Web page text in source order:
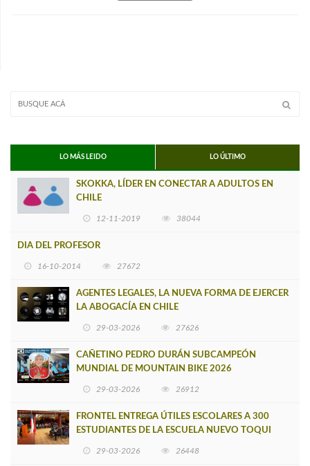
LO MÁS LEIDO LO ÚLTIMO
SKOKKA, LÍDER EN CONECTAR A ADULTOS EN
CHILE
12-11-2019 38044
DIA DEL PROFESOR
16-10-2014 27672
AGENTES LEGALES, LA NUEVA FORMA DE EJERCER
LA ABOGACÍA EN CHILE
29-03-2026 27626
CAÑETINO PEDRO DURÁN SUBCAMPEÓN
MUNDIAL DE MOUNTAIN BIKE 2026
29-03-2026 26912
FRONTEL ENTREGA ÚTILES ESCOLARES A 300
ESTUDIANTES DE LA ESCUELA NUEVO TOQUI
29-03-2026 26448